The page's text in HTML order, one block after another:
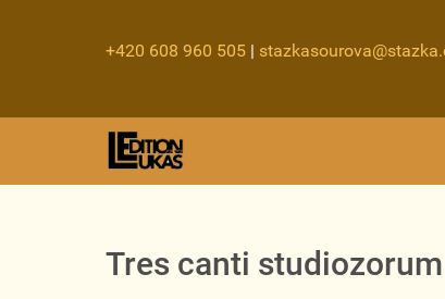
+420 608 960 505 |
Tres canti studiozorum